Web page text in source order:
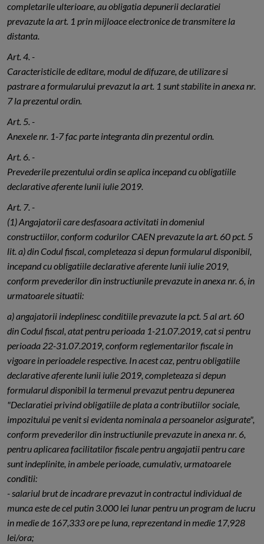
completarile ulterioare, au obligatia depunerii declaratiei
prevazute la art. 1 prin mijloace electronice de transmitere la
distanta.
Art. 4. -
Caracteristicile de editare, modul de difuzare, de utilizare si
pastrare a formularului prevazut la art. 1 sunt stabilite in anexa nr.
7 la prezentul ordin.
Art. 5. -
Anexele nr. 1-7 fac parte integranta din prezentul ordin.
Art. 6. -
Prevederile prezentului ordin se aplica incepand cu obligatiile
declarative aferente lunii iulie 2019.
Art. 7. -
(1) Angajatorii care desfasoara activitati in domeniul
constructiilor, conform codurilor CAEN prevazute la art. 60 pct. 5
lit. a) din Codul fiscal, completeaza si depun formularul disponibil,
incepand cu obligatiile declarative aferente lunii iulie 2019,
conform prevederilor din instructiunile prevazute in anexa nr. 6, in
urmatoarele situatii:
a) angajatorii indeplinesc conditiile prevazute la pct. 5 al art. 60
din Codul fiscal, atat pentru perioada 1-21.07.2019, cat si pentru
perioada 22-31.07.2019, conform reglementarilor fiscale in
vigoare in perioadele respective. In acest caz, pentru obligatiile
declarative aferente lunii iulie 2019, completeaza si depun
formularul disponibil la termenul prevazut pentru depunerea
"Declaratiei privind obligatiile de plata a contributiilor sociale,
impozitului pe venit si evidenta nominala a persoanelor asigurate",
conform prevederilor din instructiunile prevazute in anexa nr. 6,
pentru aplicarea facilitatilor fiscale pentru angajatii pentru care
sunt indeplinite, in ambele perioade, cumulativ, urmatoarele
conditii:
- salariul brut de incadrare prevazut in contractul individual de
munca este de cel putin 3.000 lei lunar pentru un program de lucru
in medie de 167,333 ore pe luna, reprezentand in medie 17,928
lei/ora;